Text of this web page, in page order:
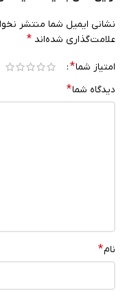
نشانی ایمیل شما منتشر
علامت‌گذاری شده‌اند *
امتیاز شما*
دیدگاه شما*
نام*